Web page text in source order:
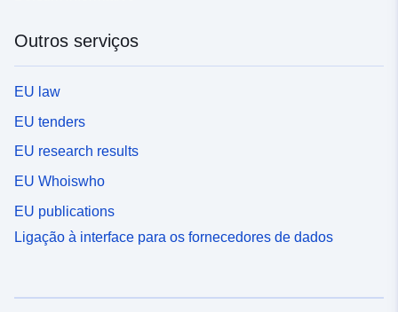
Outros serviços
EU law
EU tenders
EU research results
EU Whoiswho
EU publications
Ligação à interface para os fornecedores de dados